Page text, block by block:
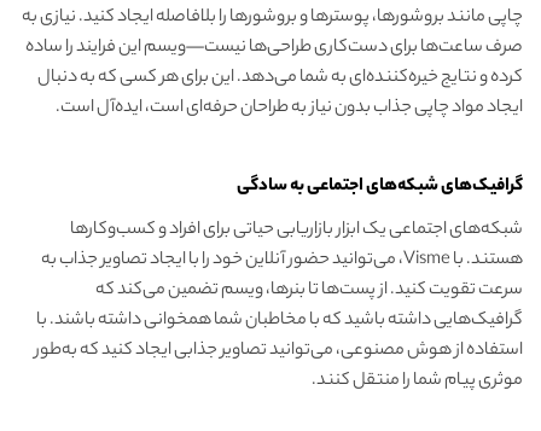
چاپی مانند بروشورها، پوسترها و بروشورها را بلافاصله ایجاد کنید. نیازی به
صرف ساعت‌ها برای دست‌کاری طراحی‌ها نیست—ویسم این فرایند را ساده
کرده و نتایج خیره‌کننده‌ای به شما می‌دهد. این برای هر کسی که به دنبال
ایجاد مواد چاپی جذاب بدون نیاز به طراحان حرفه‌ای است، ایده‌آل است.
گرافیک‌های شبکه‌های اجتماعی به سادگی
شبکه‌های اجتماعی یک ابزار بازاریابی حیاتی برای افراد و کسب‌وکارها
هستند. با Visme، می‌توانید حضور آنلاین خود را با ایجاد تصاویر جذاب به
سرعت تقویت کنید. از پست‌ها تا بنرها، ویسم تضمین می‌کند که
گرافیک‌هایی داشته باشید که با مخاطبان شما همخوانی داشته باشند. با
استفاده از هوش مصنوعی، می‌توانید تصاویر جذابی ایجاد کنید که به‌طور
موثری پیام شما را منتقل کنند.